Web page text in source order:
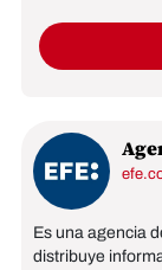
Es una agencia
distribuye